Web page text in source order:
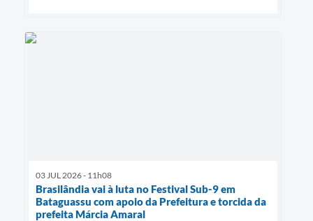
03 JUL 2026 - 11h08
Brasilândia vai à luta no Festival Sub-9 em
Bataguassu com apoio da Prefeitura e torcida da
prefeita Márcia Amaral